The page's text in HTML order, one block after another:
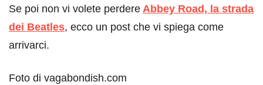
Se poi non vi volete perdere Abbey Road, la strada
dei Beatles, ecco un post che vi spiega come
arrivarci.
Foto di vagabondish.com